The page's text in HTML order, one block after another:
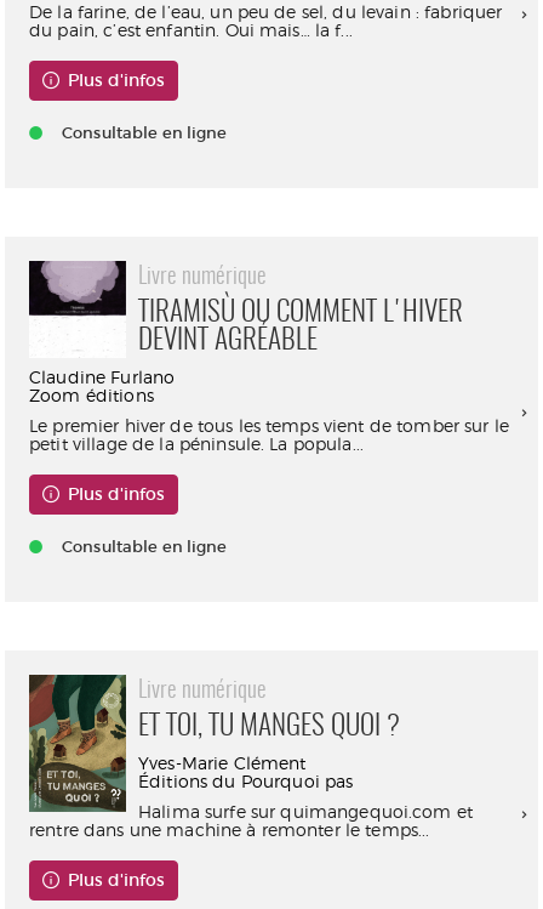
De la farine, de l’eau, un peu de sel, du levain : fabriquer
du pain, c’est enfantin. Oui mais… la f...
Plus d'infos
Consultable en ligne
Livre numérique
TIRAMISÙ OU COMMENT L'HIVER
DEVINT AGRÉABLE
Claudine Furlano
Zoom éditions
Le premier hiver de tous les temps vient de tomber sur le
petit village de la péninsule. La popula...
Plus d'infos
Consultable en ligne
Livre numérique
ET TOI, TU MANGES QUOI ?
Yves-Marie Clément
Éditions du Pourquoi pas
Halima surfe sur quimangequoi.com et
rentre dans une machine à remonter le temps...
Plus d'infos